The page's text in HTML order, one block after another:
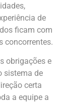
de
ficam com
concorrentes.
obrigações e
sistema de
certa
a equipe a